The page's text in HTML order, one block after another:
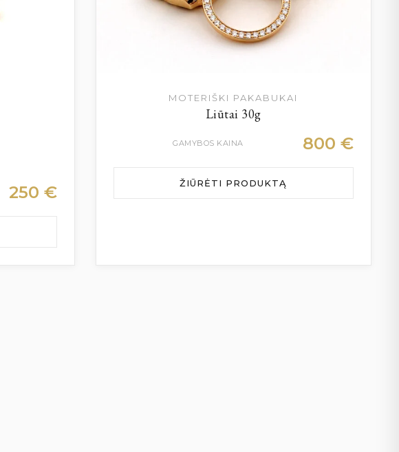
250 €
MOTERIŠKI PAKABUKAI
Liūtai 30g
GAMYBOS KAINA 800 €
ŽIŪRĖTI PRODUKTĄ